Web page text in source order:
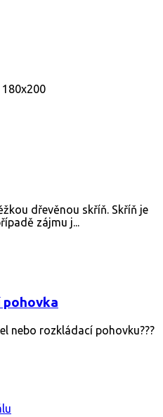
dřevěnou skříň. Skříň je
zájmu j...
pohovka
nebo rozkládací pohovku???